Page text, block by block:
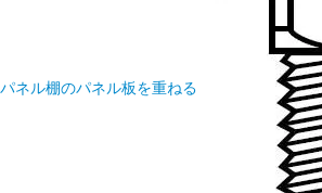
パネル棚のパネル板を重ねる